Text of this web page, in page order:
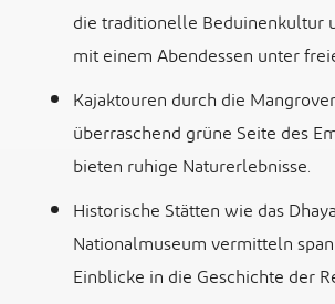
die traditionelle Beduinenkultur
mit einem Abendessen unter
Kajaktouren durch die
überraschend grüne Seite des
bieten ruhige Naturerlebnisse.
Historische Stätten wie das
Nationalmuseum vermitteln
Einblicke in die Geschichte der